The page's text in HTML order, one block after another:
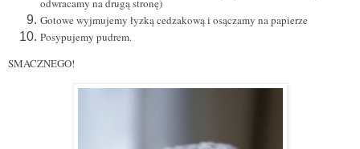
odwracamy na drugą stronę)
Gotowe wyjmujemy łyzką cedzakową i osączamy na papierze
Posypujemy pudrem.
SMACZNEGO!